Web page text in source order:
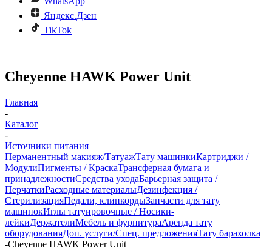
Яндекс.Дзен
TikTok
Cheyenne HAWK Power Unit
Главная
-
Каталог
-
Источники питания
Перманентный макияж/ТатуажТату машинкиКартриджи /
МодулиПигменты / КраскаТрансферная бумага и
принадлежностиСредства уходаБарьерная защита /
ПерчаткиРасходные материалыДезинфекция /
СтерилизацияПедали, клипкордыЗапчасти для тату
машинокИглы татуировочные / Носики-
лейкиДержателиМебель и фурнитураАренда тату
оборудованияДоп. услуги/Спец. предложенияТату барахолка
-Cheyenne HAWK Power Unit